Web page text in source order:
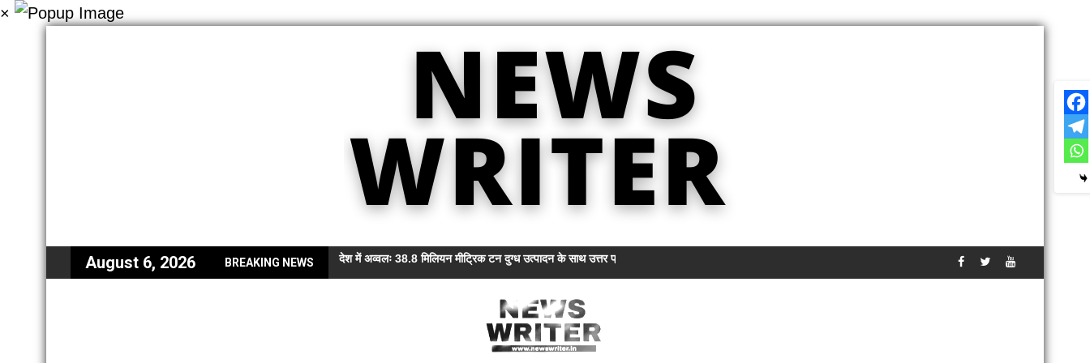
×
August 6, 2026 BREAKING NEWS देश में अव्वलः 38.8 मिलियन मीट्रिक टन दुग्ध उत्पादन के साथ उत्तर प्रदेश शीर्ष पर